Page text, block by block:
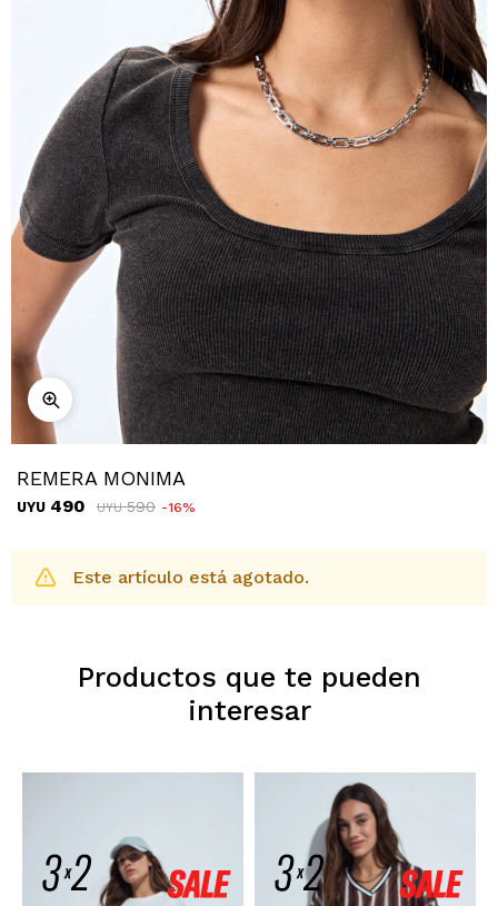
REMERA MONIMA
UYU 490 UYU 590 16
Este artículo está agotado.
Productos que te pueden
interesar